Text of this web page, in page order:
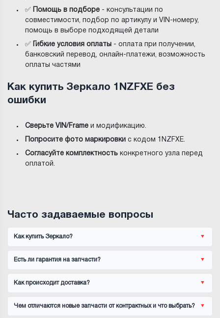
✅ Помощь в подборе - консультации по
совместимости, подбор по артикулу и VIN-номеру,
помощь в выборе подходящей детали
✅ Гибкие условия оплаты - оплата при получении,
банковский перевод, онлайн-платежи, возможность
оплаты частями
Как купить Зеркало 1NZFXE без
ошибки
Сверьте VIN/Frame и модификацию.
Попросите фото маркировки с кодом 1NZFXE.
Согласуйте комплектность конкретного узла перед
оплатой.
Часто задаваемые вопросы
Как купить Зеркало?
Есть ли гарантия на запчасти?
Как происходит доставка?
Чем отличаются новые запчасти от контрактных и что выбрать?